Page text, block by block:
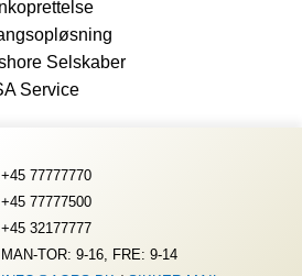
+45 77777770
+45 77777500
+45 32177777
MAN-TOR: 9-16, FRE: 9-14